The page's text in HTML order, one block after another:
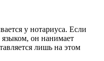
у нотариуса. Если
он нанимает
лишь на этом